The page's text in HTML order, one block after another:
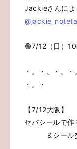
Jackieさんによ
🟢7/12（日）
・。・。・。
・。・
【7/12大阪】
セパシールで作
＆シール交